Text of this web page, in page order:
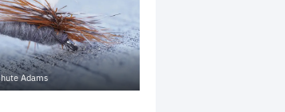
Adams